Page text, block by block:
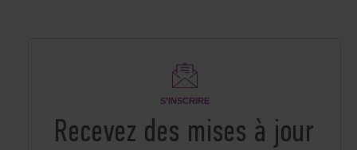
S’INSCRIRE
Recevez des mises à jour